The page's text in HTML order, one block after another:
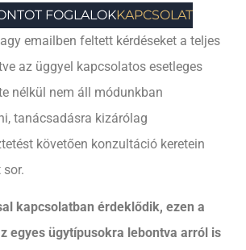
FOGLALOKKAPCSOLAT
emailben feltett kérdéseket a teljes
az üggyel kapcsolatos esetleges
nélkül nem áll módunkban
tanácsadásra kizárólag
követően konzultáció keretein
sor.
kapcsolatban érdeklődik, ezen a
egyes ügytípusokra lebontva arról is